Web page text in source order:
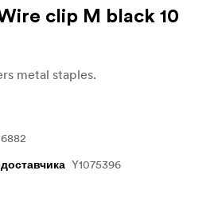
clip M black 10
metal staples.
Y1075396